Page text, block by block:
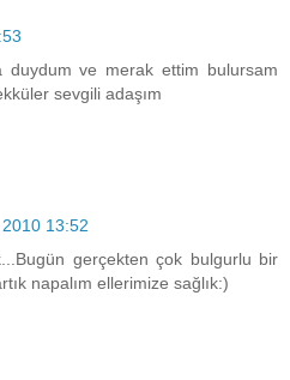
ve merak ettim bulursam
sevgili adaşım
13:52
gerçekten çok bulgurlu bir
napalım ellerimize sağlık:)